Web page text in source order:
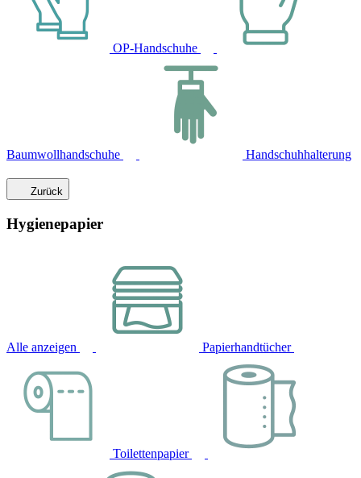
OP-Handschuhe
Baumwollhandschuhe Handschuhhalterung
Zurück
Hygienepapier
Alle anzeigen Papierhandtücher
Toilettenpapier